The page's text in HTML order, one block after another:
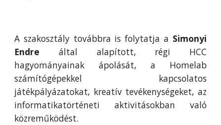
A szakosztály továbbra is folytatja a Simonyi
Endre által alapított, régi HCC
hagyományainak ápolását, a Homelab
számítógépekkel kapcsolatos
játékpályázatokat, kreatív tevékenységeket, az
informatikatörténeti aktivitásokban való
közreműködést.